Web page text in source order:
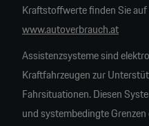
Kraftstoffwerte finden Sie
www.autoverbrauch.at
Assistenzsysteme sind
Kraftfahrzeugen zur
Fahrsituationen. Diesen
und systembedingte